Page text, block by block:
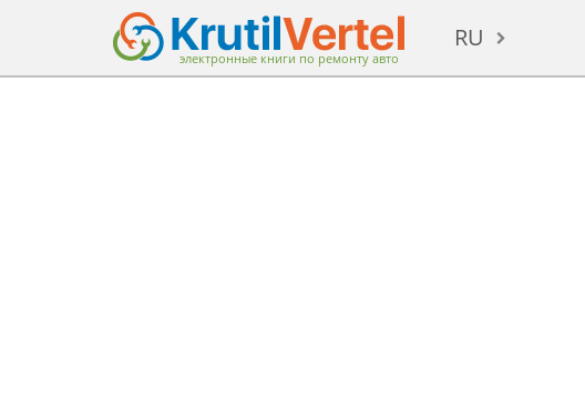
электронные книги по ремонту авто
RU